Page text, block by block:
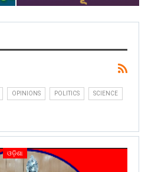
OPINIONS POLITICS SCIENCE
ଓଡ଼ିଶା